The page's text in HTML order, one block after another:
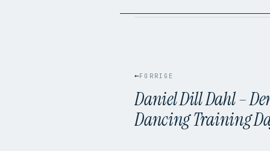
←FORRIGE
Daniel Dill Dahl –
Dancing Training